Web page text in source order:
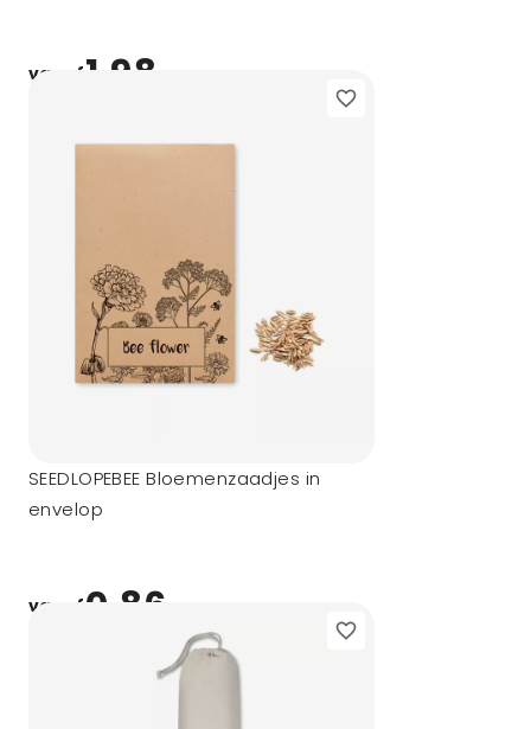
vanaf1,98
SEEDLOPEBEE Bloemenzaadjes in
envelop
vanaf0,86